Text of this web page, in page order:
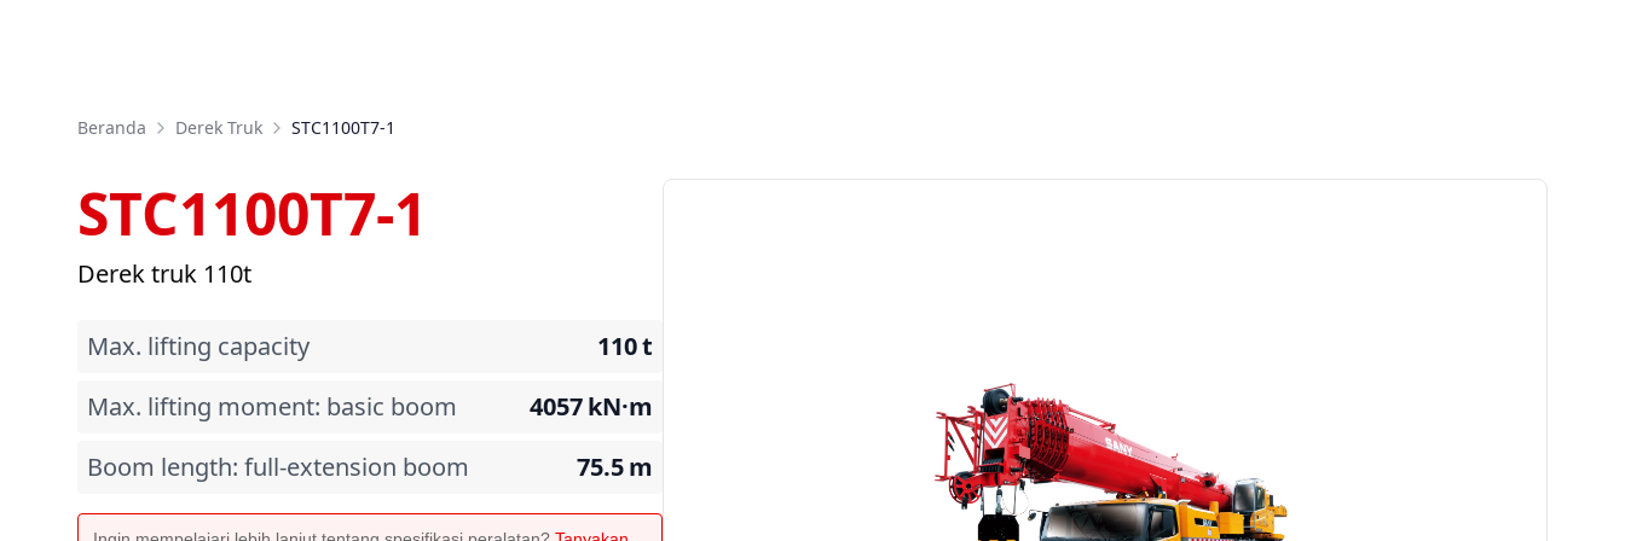
Beranda Derek Truk STC1100T7-1
STC1100T7-1
Derek truk 110t
Max. lifting capacity 110t
Max. lifting moment: basic boom
4057kN·m
Boom length: full-extension boom
75.5m